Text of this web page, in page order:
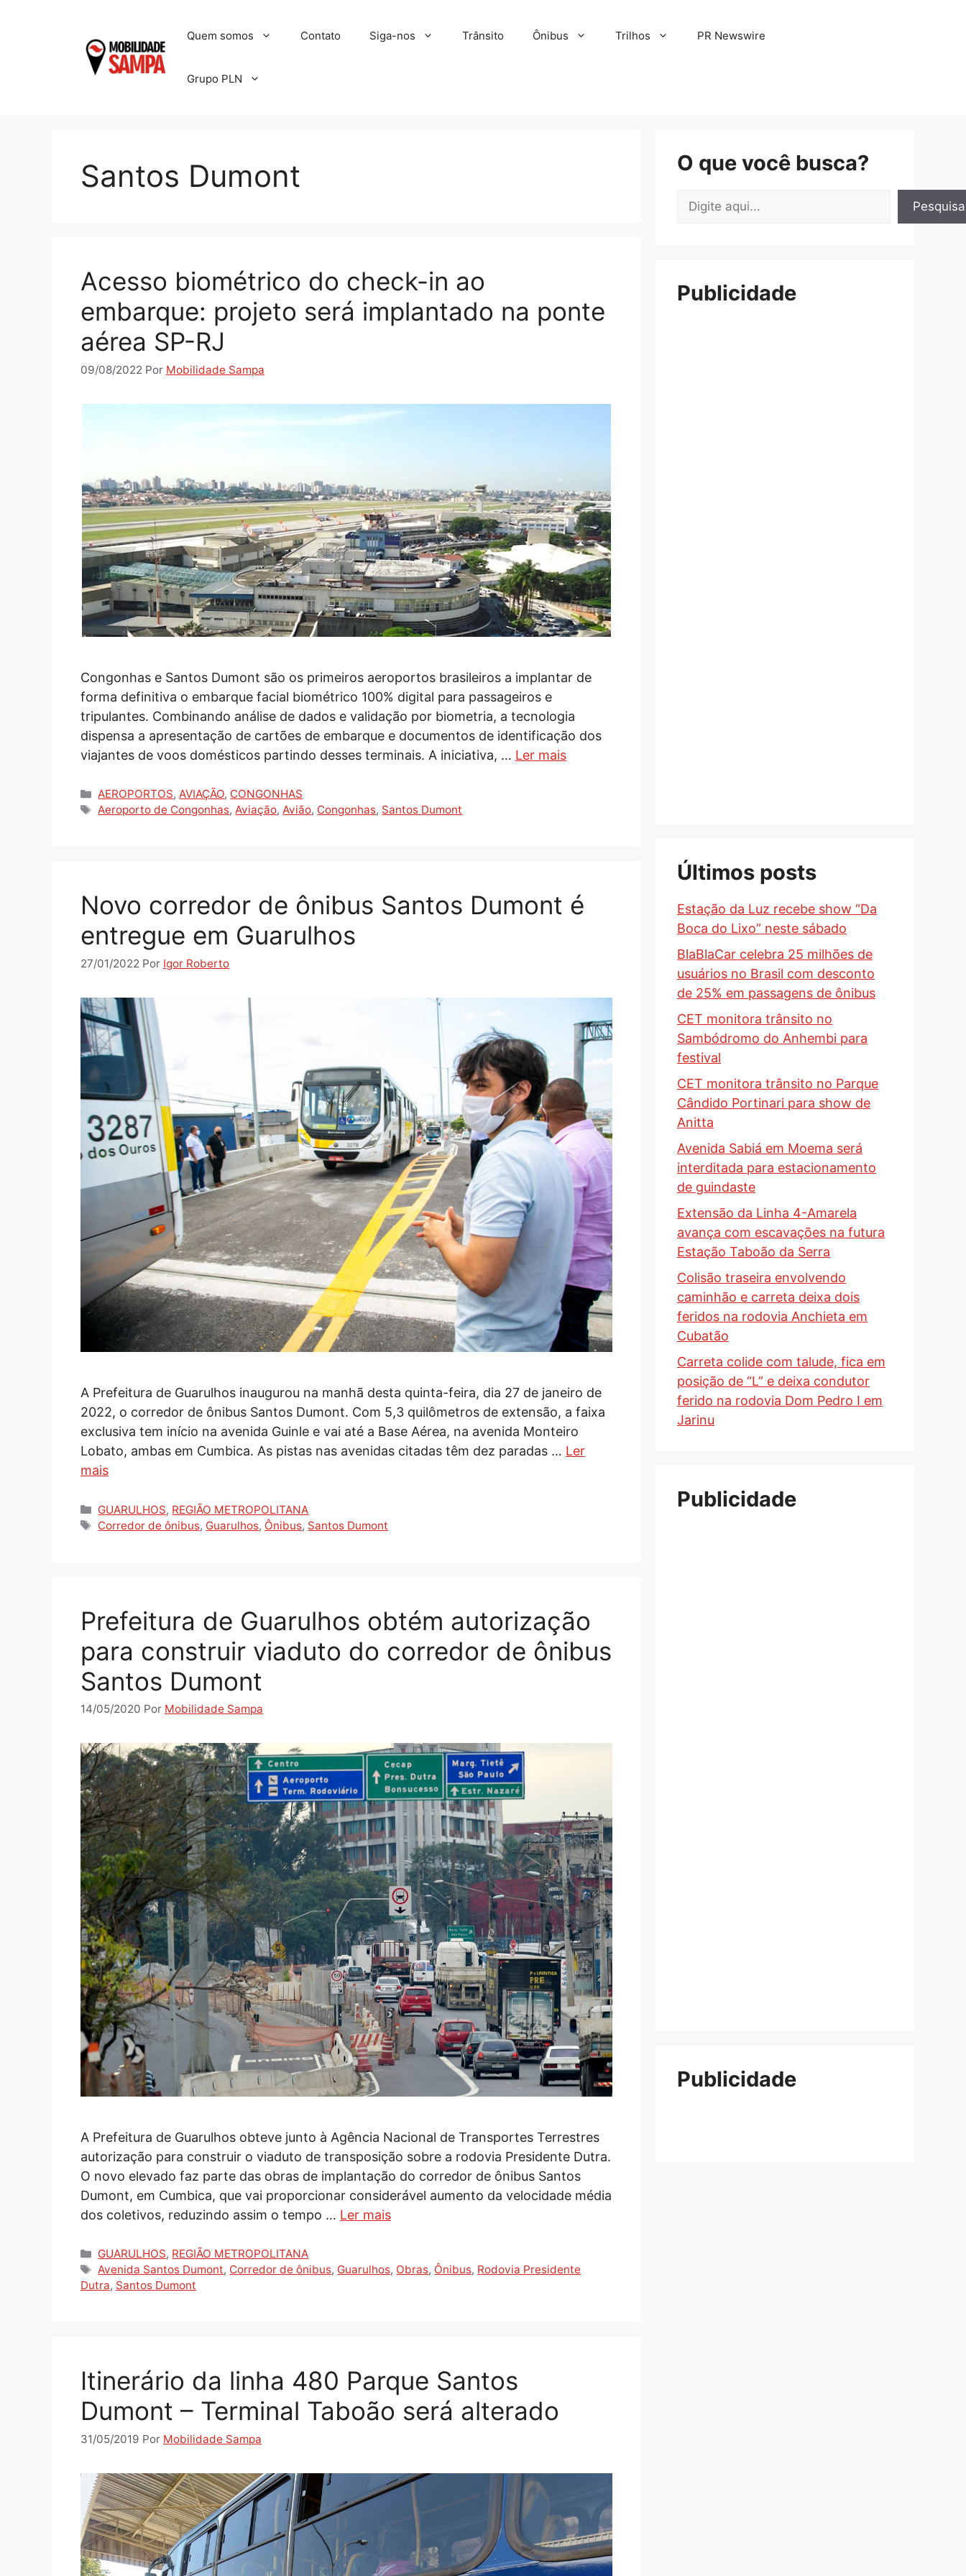
Quem somos Contato Siga-nos Trânsito Ônibus Trilhos PR Newswire
Grupo PLN
Santos Dumont
Acesso biométrico do check-in ao
embarque: projeto será implantado na ponte
aérea SP-RJ
09/08/2022 Por Mobilidade Sampa
Congonhas e Santos Dumont são os primeiros aeroportos brasileiros a implantar de
forma definitiva o embarque facial biométrico 100% digital para passageiros e
tripulantes. Combinando análise de dados e validação por biometria, a tecnologia
dispensa a apresentação de cartões de embarque e documentos de identificação dos
viajantes de voos domésticos partindo desses terminais. A iniciativa, … Ler mais
Categorias
AEROPORTOS,AVIAÇÃO, CONGONHAS
Tags
Aeroporto de Congonhas,Aviação,Avião, Congonhas, Santos Dumont
Novo corredor de ônibus Santos Dumont é
entregue em Guarulhos
27/01/2022 Por Igor Roberto
A Prefeitura de Guarulhos inaugurou na manhã desta quinta-feira, dia 27 de janeiro de
2022, o corredor de ônibus Santos Dumont. Com 5,3 quilômetros de extensão, a faixa
exclusiva tem início na avenida Guinle e vai até a Base Aérea, na avenida Monteiro
Lobato, ambas em Cumbica. As pistas nas avenidas citadas têm dez paradas … Ler
mais
Categorias
GUARULHOS, REGIÃO METROPOLITANA
Tags
Corredor de ônibus, Guarulhos, Ônibus, Santos Dumont
Prefeitura de Guarulhos obtém autorização
para construir viaduto do corredor de ônibus
Santos Dumont
14/05/2020 Por Mobilidade Sampa
A Prefeitura de Guarulhos obteve junto à Agência Nacional de Transportes Terrestres
autorização para construir o viaduto de transposição sobre a rodovia Presidente Dutra.
O novo elevado faz parte das obras de implantação do corredor de ônibus Santos
Dumont, em Cumbica, que vai proporcionar considerável aumento da velocidade média
dos coletivos, reduzindo assim o tempo … Ler mais
Categorias
GUARULHOS, REGIÃO METROPOLITANA
Tags
Avenida Santos Dumont, Corredor de ônibus, Guarulhos, Obras, Ônibus, Rodovia Presidente
Dutra, Santos Dumont
Itinerário da linha 480 Parque Santos
Dumont – Terminal Taboão será alterado
31/05/2019 Por Mobilidade Sampa
O que você busca?
Pesquisar
Publicidade
Últimos posts
Estação da Luz recebe show “Da
Boca do Lixo” neste sábado
BlaBlaCar celebra 25 milhões de
usuários no Brasil com desconto
de 25% em passagens de ônibus
CET monitora trânsito no
Sambódromo do Anhembi para
festival
CET monitora trânsito no Parque
Cândido Portinari para show de
Anitta
Avenida Sabiá em Moema será
interditada para estacionamento
de guindaste
Extensão da Linha 4-Amarela
avança com escavações na futura
Estação Taboão da Serra
Colisão traseira envolvendo
caminhão e carreta deixa dois
feridos na rodovia Anchieta em
Cubatão
Carreta colide com talude, fica em
posição de “L” e deixa condutor
ferido na rodovia Dom Pedro I em
Jarinu
Publicidade
Publicidade